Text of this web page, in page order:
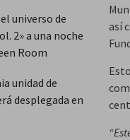
así
universo de
2» a una noche
Room
unidad de
desplegada en